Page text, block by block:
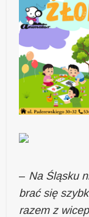
– Na Śląsku
brać się
razem z